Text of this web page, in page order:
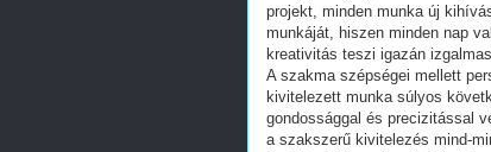
projekt, minden munka új
munkáját, hiszen minden nap
kreativitás teszi igazán
A szakma szépségei mellett
kivitelezett munka súlyos
gondossággal és precizitással
a szakszerű kivitelezés mind-